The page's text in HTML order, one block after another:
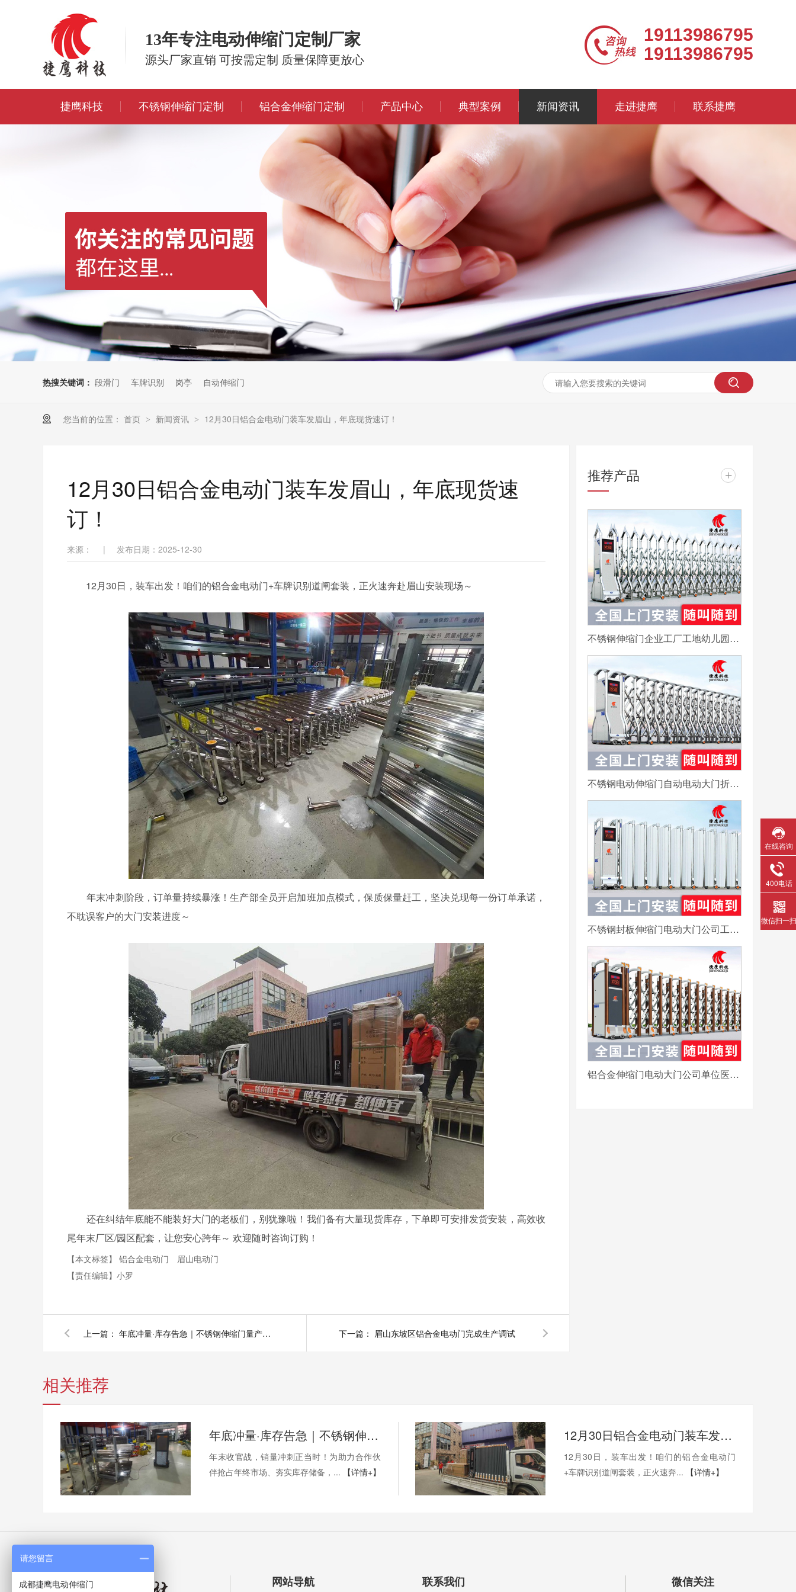
13年专注电动伸缩门定制厂家
源头厂家直销 可按需定制 质量保障更放心
19113986795
19113986795
捷鹰科技 不锈钢伸缩门定制 铝合金伸缩门定制 产品中心 典型案例 新闻资讯 走进捷鹰 联系捷鹰
热搜关键词： 段滑门 车牌识别 岗亭 自动伸缩门
您当前的位置： 首页 > 新闻资讯 > 12月30日铝合金电动门装车发眉山，年底现货速订！
12月30日铝合金电动门装车发眉山，年底现货速
订！
来源： | 发布日期：2025-12-30
12月30日，装车出发！咱们的铝合金电动门+车牌识别道闸套装，正火速奔赴眉山安装现场～
年末冲刺阶段，订单量持续暴涨！生产部全员开启加班加点模式，保质保量赶工，坚决兑现每一份订单承诺，
不耽误客户的大门安装进度～
还在纠结年底能不能装好大门的老板们，别犹豫啦！我们备有大量现货库存，下单即可安排发货安装，高效收
尾年末厂区/园区配套，让您安心跨年～ 欢迎随时咨询订购！
【本文标签】 铝合金电动门
眉山电动门
【责任编辑】 小罗
上一篇： 年底冲量·库存告急｜不锈钢伸缩门量产供应中 下一篇： 眉山东坡区铝合金电动门完成生产调试
推荐产品 +
不锈钢伸缩门企业工厂工地幼儿园电动大门平移自动无轨医院收缩门
不锈钢电动伸缩门自动电动大门折叠平移分段铝合金工地工厂封板门
不锈钢封板伸缩门电动大门公司工厂工地分段折叠平移自动收缩门
铝合金伸缩门电动大门公司单位医院工厂分段平移折叠自动收缩门
相关推荐
年底冲量·库存告急｜不锈钢伸缩门量产供应中
年末收官战，销量冲刺正当时！为助力合作伙
伴抢占年终市场、夯实库存储备，...
【详情+】
12月30日铝合金电动门装车发眉山，年底现货速订！
12月30日，装车出发！咱们的铝合金电动门
+车牌识别道闸套装，正火速奔...
【详情+】
网站导航 联系我们 微信关注
在线咨询
400电话
微信扫一扫
请您留言
成都捷鹰电动伸缩门